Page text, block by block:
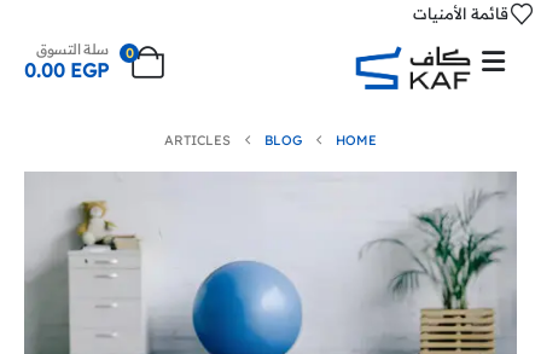
قائمة الأمنيات
0 سلة التسوق
0.00 EGP
HOME
BLOG
ARTICLES